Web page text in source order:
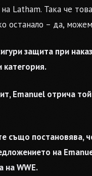
Latham. Така че
останало – да,
защита при
категория.
Emanuel отрича
също постановява,
на
на WWE.